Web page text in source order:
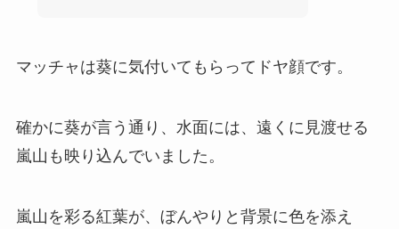
マッチャは葵に気付いてもらってドヤ顔です。
確かに葵が言う通り、水面には、遠くに見渡せる
嵐山も映り込んでいました。
嵐山を彩る紅葉が、ぼんやりと背景に色を添え